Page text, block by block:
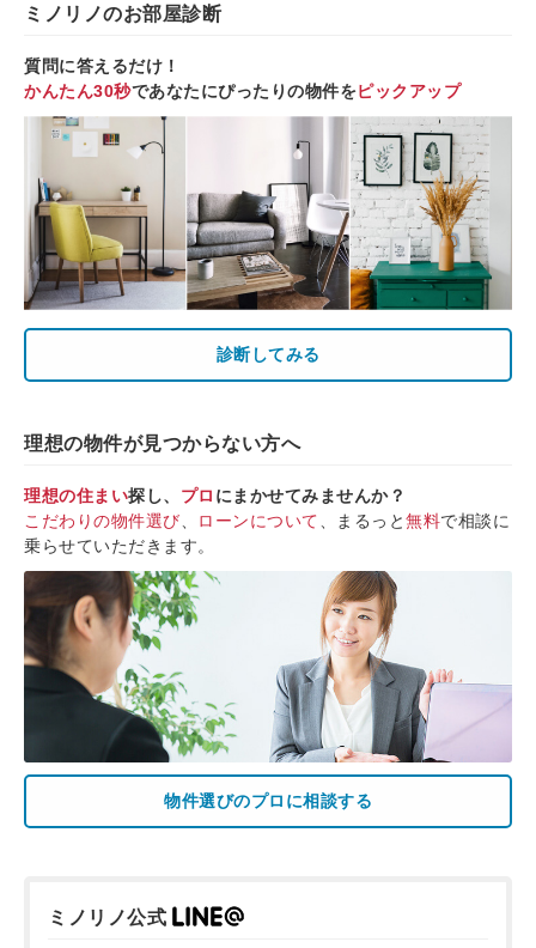
ミノリノのお部屋診断
質問に答えるだけ！
かんたん30秒であなたにぴったりの物件をピックアップ
診断してみる
理想の物件が見つからない方へ
理想の住まい探し、 プロ にまかせてみませんか？
こだわりの物件選び
ローンについて 、まるっと無料で相談に
乗らせていただきます。
物件選びのプロに相談する
ミノリノ公式